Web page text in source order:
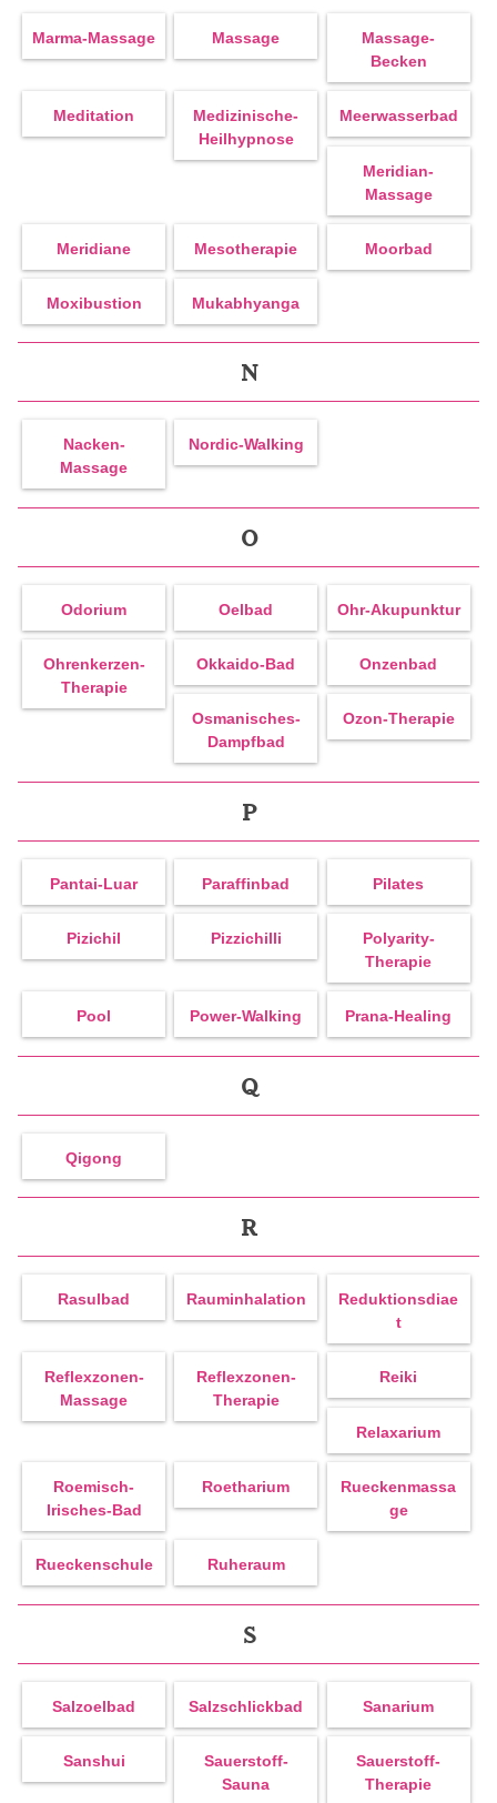
Marma-Massage Massage
Massage-
Becken
Meditation
Medizinische-
Heilhypnose
Meerwasserbad
Meridian-
Massage
Meridiane Mesotherapie Moorbad
Moxibustion Mukabhyanga
N
Nacken-
Massage
Nordic-Walking
O
Odorium Oelbad Ohr-Akupunktur
Ohrenkerzen-
Therapie
Okkaido-Bad Onzenbad
Osmanisches-
Dampfbad
Ozon-Therapie
P
Pantai-Luar Paraffinbad Pilates
Pizichil Pizzichilli
Polyarity-
Therapie
Pool Power-Walking Prana-Healing
Q
Qigong
R
Rasulbad Rauminhalation
Reduktionsdiae
T
Reflexzonen-
Massage
Reflexzonen-
Therapie
Reiki
Relaxarium
Roemisch-
Irisches-Bad
Roetharium
Rueckenmassa
Ge
Rueckenschule Ruheraum
S
Salzoelbad Salzschlickbad Sanarium
Sanshui
Sauerstoff-
Sauna
Sauerstoff-
Therapie